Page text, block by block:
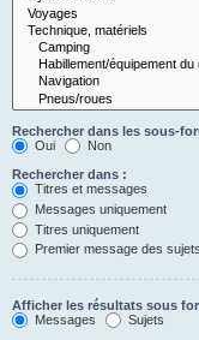
Rechercher dans les sous-
Oui
Non
Rechercher dans :
Titres et messages
Messages uniquement
Titres uniquement
Premier message des
Afficher les résultats sous
Messages
Sujets